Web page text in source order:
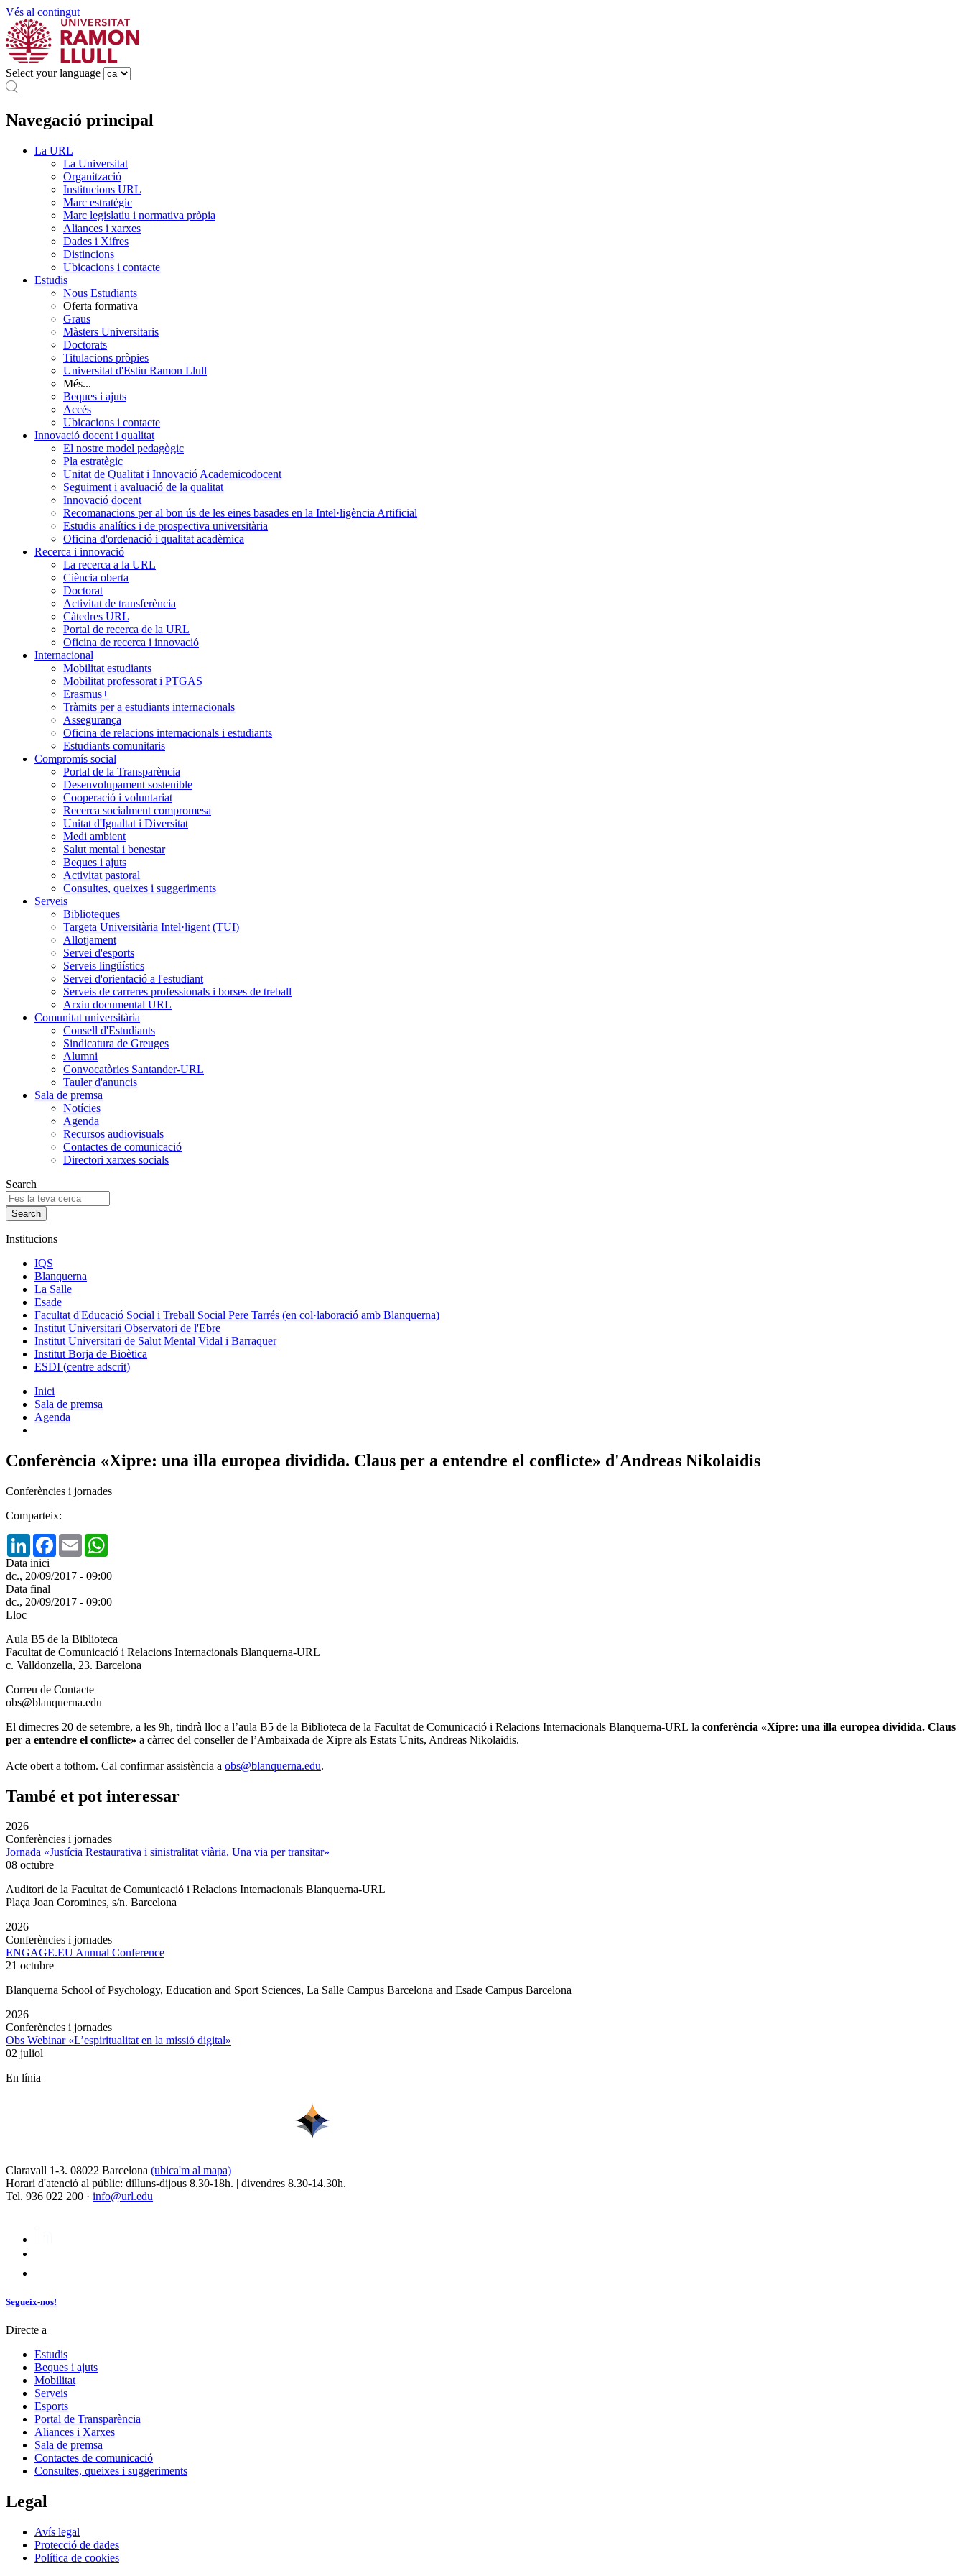
Vés al contingut
Select your language
Navegació principal
La URL
La Universitat
Organització
Institucions URL
Marc estratègic
Marc legislatiu i normativa pròpia
Aliances i xarxes
Dades i Xifres
Distincions
Ubicacions i contacte
Estudis
Nous Estudiants
Oferta formativa
Graus
Màsters Universitaris
Doctorats
Titulacions pròpies
Universitat d'Estiu Ramon Llull
Més...
Beques i ajuts
Accés
Ubicacions i contacte
Innovació docent i qualitat
El nostre model pedagògic
Pla estratègic
Unitat de Qualitat i Innovació Academicodocent
Seguiment i avaluació de la qualitat
Innovació docent
Recomanacions per al bon ús de les eines basades en la Intel·ligència Artificial
Estudis analítics i de prospectiva universitària
Oficina d'ordenació i qualitat acadèmica
Recerca i innovació
La recerca a la URL
Ciència oberta
Doctorat
Activitat de transferència
Càtedres URL
Portal de recerca de la URL
Oficina de recerca i innovació
Internacional
Mobilitat estudiants
Mobilitat professorat i PTGAS
Erasmus+
Tràmits per a estudiants internacionals
Assegurança
Oficina de relacions internacionals i estudiants
Estudiants comunitaris
Compromís social
Portal de la Transparència
Desenvolupament sostenible
Cooperació i voluntariat
Recerca socialment compromesa
Unitat d'Igualtat i Diversitat
Medi ambient
Salut mental i benestar
Beques i ajuts
Activitat pastoral
Consultes, queixes i suggeriments
Serveis
Biblioteques
Targeta Universitària Intel·ligent (TUI)
Allotjament
Servei d'esports
Serveis lingüístics
Servei d'orientació a l'estudiant
Serveis de carreres professionals i borses de treball
Arxiu documental URL
Comunitat universitària
Consell d'Estudiants
Sindicatura de Greuges
Alumni
Convocatòries Santander-URL
Tauler d'anuncis
Sala de premsa
Notícies
Agenda
Recursos audiovisuals
Contactes de comunicació
Directori xarxes socials
Search
Institucions
IQS
Blanquerna
La Salle
Esade
Facultat d'Educació Social i Treball Social Pere Tarrés (en col·laboració amb Blanquerna)
Institut Universitari Observatori de l'Ebre
Institut Universitari de Salut Mental Vidal i Barraquer
Institut Borja de Bioètica
ESDI (centre adscrit)
Inici
Sala de premsa
Agenda
Conferència «Xipre: una illa europea dividida. Claus per a entendre el conflicte» d'Andreas Nikolaidis
Conferències i jornades
Comparteix:
LinkedInFacebook
Email
Data inici
dc., 20/09/2017 - 09:00
Data final
dc., 20/09/2017 - 09:00
Lloc
Aula B5 de la Biblioteca
Facultat de Comunicació i Relacions Internacionals Blanquerna-URL
c. Valldonzella, 23. Barcelona
Correu de Contacte
obs@blanquerna.edu
El dimecres 20 de setembre, a les 9h, tindrà lloc a l’aula B5 de la Biblioteca de la Facultat de Comunicació i Relacions Internacionals Blanquerna-URL la conferència «Xipre: una illa europea dividida. Claus
per a entendre el conflicte» a càrrec del conseller de l’Ambaixada de Xipre als Estats Units, Andreas Nikolaidis.
Acte obert a tothom. Cal confirmar assistència a obs@blanquerna.edu.
També et pot interessar
2026
Conferències i jornades
Jornada «Justícia Restaurativa i sinistralitat viària. Una via per transitar»
08 octubre
Auditori de la Facultat de Comunicació i Relacions Internacionals Blanquerna-URL
Plaça Joan Coromines, s/n. Barcelona
2026
Conferències i jornades
ENGAGE.EU Annual Conference
21 octubre
Blanquerna School of Psychology, Education and Sport Sciences, La Salle Campus Barcelona and Esade Campus Barcelona
2026
Conferències i jornades
Obs Webinar «L’espiritualitat en la missió digital»
02 juliol
En línia
Claravall 1-3. 08022 Barcelona (ubica'm al mapa)
Horari d'atenció al públic: dilluns-dijous 8.30-18h. | divendres 8.30-14.30h.
Tel. 936 022 200 · info@url.edu
Segueix-nos!
Directe a
Estudis
Beques i ajuts
Mobilitat
Serveis
Esports
Portal de Transparència
Aliances i Xarxes
Sala de premsa
Contactes de comunicació
Consultes, queixes i suggeriments
Legal
Avís legal
Protecció de dades
Política de cookies